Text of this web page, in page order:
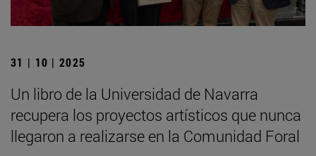
31 | 10 | 2025
Un libro de la Universidad de Navarra
recupera los proyectos artísticos que nunca
llegaron a realizarse en la Comunidad Foral